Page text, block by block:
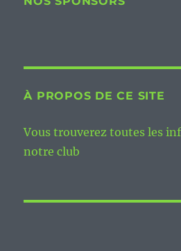
À PROPOS DE CE SITE
Vous trouverez toutes les
notre club